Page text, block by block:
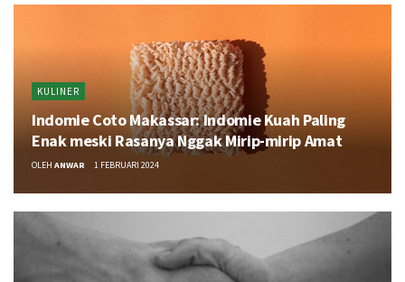
KULINER
Indomie Coto Makassar: Indomie Kuah Paling
Enak meski Rasanya Nggak Mirip-mirip Amat
OLEH ANWAR 1 FEBRUARI 2024